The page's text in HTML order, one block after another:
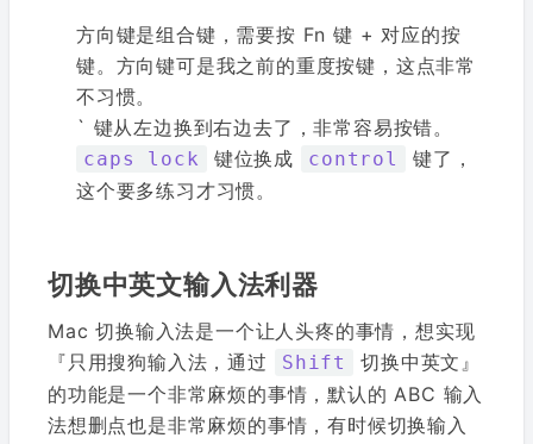
方向键是组合键，需要按 Fn 键 + 对应的按
键。方向键可是我之前的重度按键，这点非常
不习惯。
` 键从左边换到右边去了，非常容易按错。
caps lock 键位换成 control
键了，
这个要多练习才习惯。
切换中英文输入法利器
Mac 切换输入法是一个让人头疼的事情，想实现
『只用搜狗输入法，通过
Shift
切换中英文』
的功能是一个非常麻烦的事情，默认的 ABC 输入
法想删点也是非常麻烦的事情，有时候切换输入